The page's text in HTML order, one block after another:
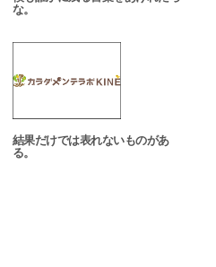
な。
結果だけでは表れないものがあ
る。